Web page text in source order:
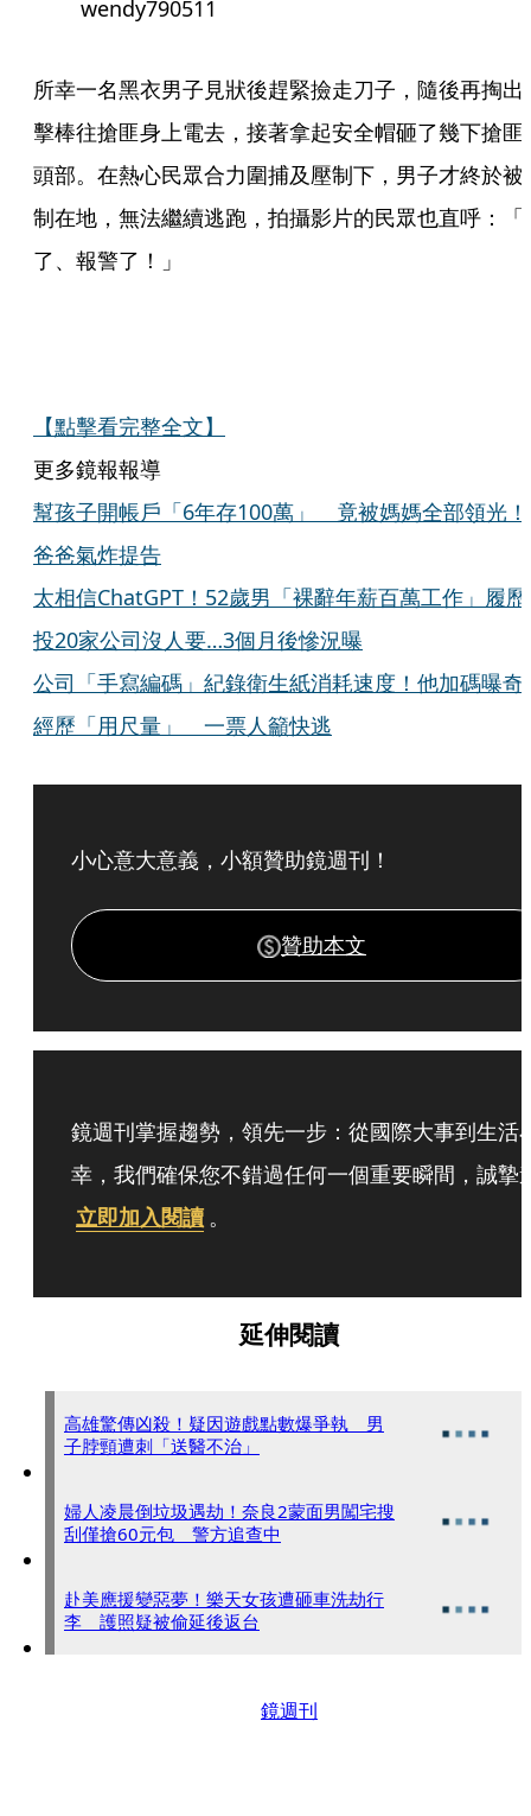
wendy790511
所幸一名黑衣男子見狀後趕緊撿走刀子，隨後再掏出
擊棒往搶匪身上電去，接著拿起安全帽砸了幾下搶匪
頭部。在熱心民眾合力圍捕及壓制下，男子才終於被
制在地，無法繼續逃跑，拍攝影片的民眾也直呼：「
了、報警了！」
【點擊看完整全文】
更多鏡報報導
幫孩子開帳戶「6年存100萬」 竟被媽媽全部領光！
爸爸氣炸提告
太相信ChatGPT！52歲男「裸辭年薪百萬工作」履歷
投20家公司沒人要…3個月後慘況曝
公司「手寫編碼」紀錄衛生紙消耗速度！他加碼曝奇
經歷「用尺量」 一票人籲快逃
小心意大意義，小額贊助鏡週刊！
贊助本文
鏡週刊掌握趨勢，領先一步：從國際大事到生活
幸，我們確保您不錯過任何一個重要瞬間，誠摯
立即加入閱讀 。
延伸閱讀
高雄驚傳凶殺！疑因遊戲點數爆爭執 男
子脖頸遭刺「送醫不治」
婦人凌晨倒垃圾遇劫！奈良2蒙面男闖宅搜
刮僅搶60元包 警方追查中
赴美應援變惡夢！樂天女孩遭砸車洗劫行
李 護照疑被偷延後返台
鏡週刊